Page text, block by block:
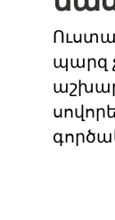
պարզ